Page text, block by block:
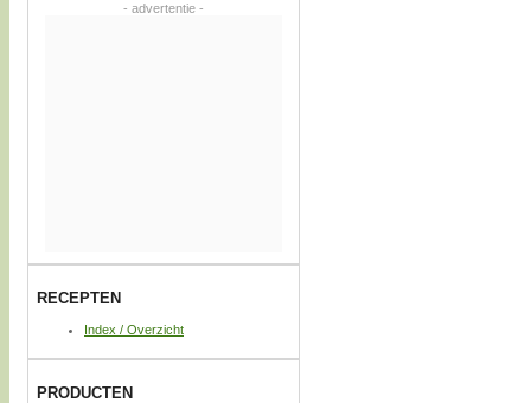
- advertentie -
RECEPTEN
Index / Overzicht
PRODUCTEN